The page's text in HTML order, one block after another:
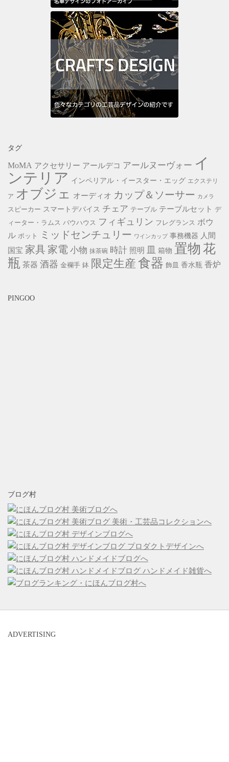
タグ
MoMA アクセサリー アールデコ アールヌーヴォー イ
ンテリア インペリアル・イースター・エッグ エクステリ
ア オブジェ オーディオ カップ＆ソーサー カメラ
スピーカー スマートデバイス チェア テーブル テーブルセット
デ
ィーター・ラムス バウハウス フィギュリン フレグランス ボウ
ル ポット ミッドセンチュリー ワインカップ 事務機器 人間
国宝 家具 家電 小物 抹茶碗 時計 照明 箱物 置物 花
瓶 茶器 酒器 金襴手 鉢 限定生産 食器 飾皿 香水瓶 香炉
PINGOO
ブログ村
ADVERTISING